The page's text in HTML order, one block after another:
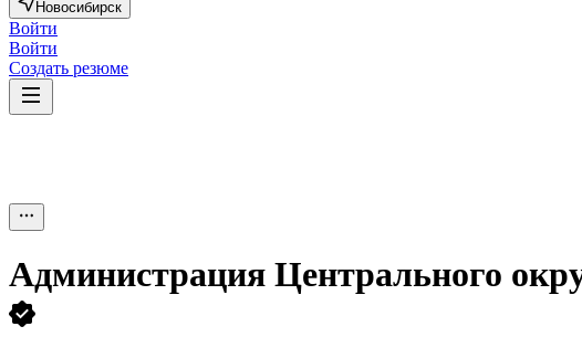
Новосибирск
Войти
Войти
Создать резюме
Администрация Центрального